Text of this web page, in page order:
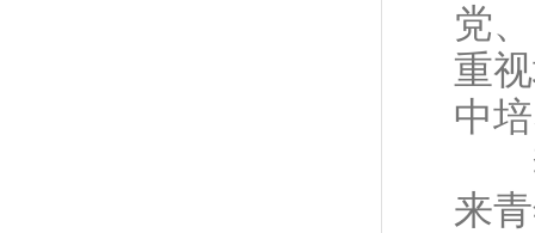
党
重
中
李
来